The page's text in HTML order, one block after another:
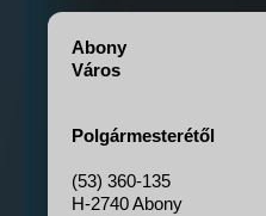
Abony
Város
Polgármesterétől
(53) 360-135
H-2740 Abony